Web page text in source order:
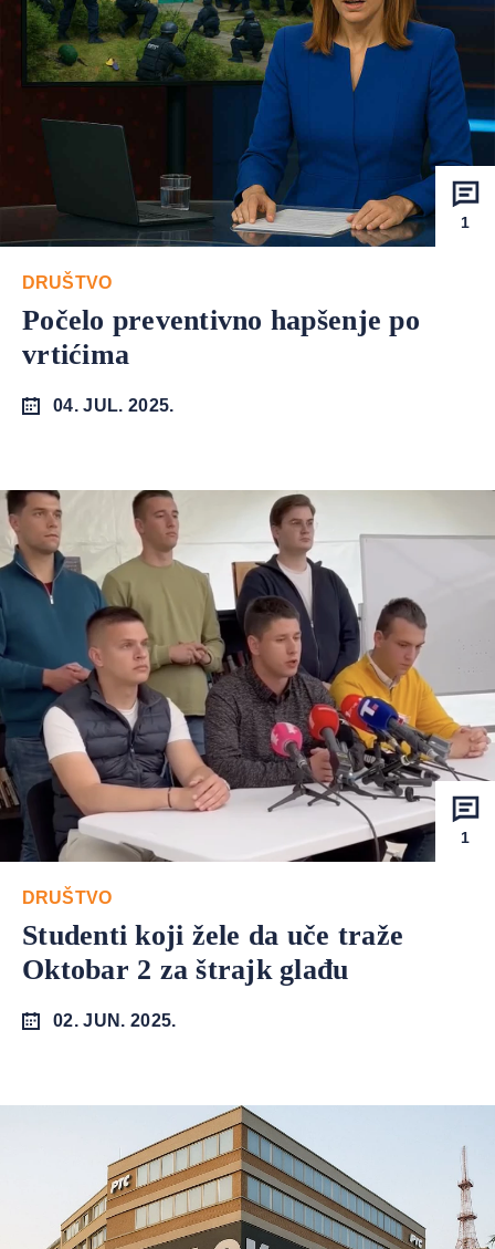
1
DRUŠTVO
Počelo preventivno hapšenje po
vrtićima
04. JUL. 2025.
1
DRUŠTVO
Studenti koji žele da uče traže
Oktobar 2 za štrajk glađu
02. JUN. 2025.